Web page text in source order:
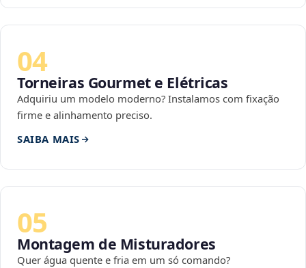
04
Torneiras Gourmet e Elétricas
Adquiriu um modelo moderno? Instalamos com fixação
firme e alinhamento preciso.
SAIBA MAIS
05
Montagem de Misturadores
Quer água quente e fria em um só comando?